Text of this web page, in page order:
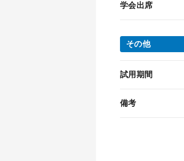
学会出席
その他
試用期間
備考